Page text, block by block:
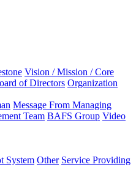
Vision / Mission / Core
of Directors Organization
Message From Managing
Team BAFS Group Video
System Other Service Providing